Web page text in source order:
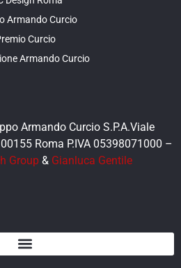
Armando Curcio
Curcio
Armando Curcio
Armando Curcio S.P.A.Viale
Roma P.IVA 05398071000 –
Group & Gianluca Gentile